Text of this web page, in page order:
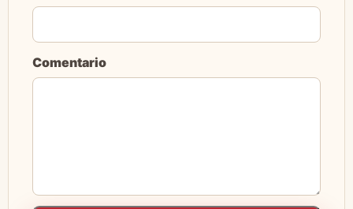
Comentario